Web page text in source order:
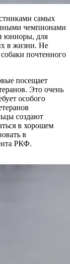
самых
чемпионами
юниоры, для
в жизни. Не
почтенного
посещает
Это очень
особого
создают
в хорошем
в
РКФ.